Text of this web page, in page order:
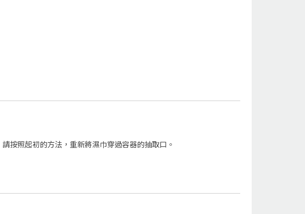
按照起初的方法，重新將濕巾穿過容器的抽取口。